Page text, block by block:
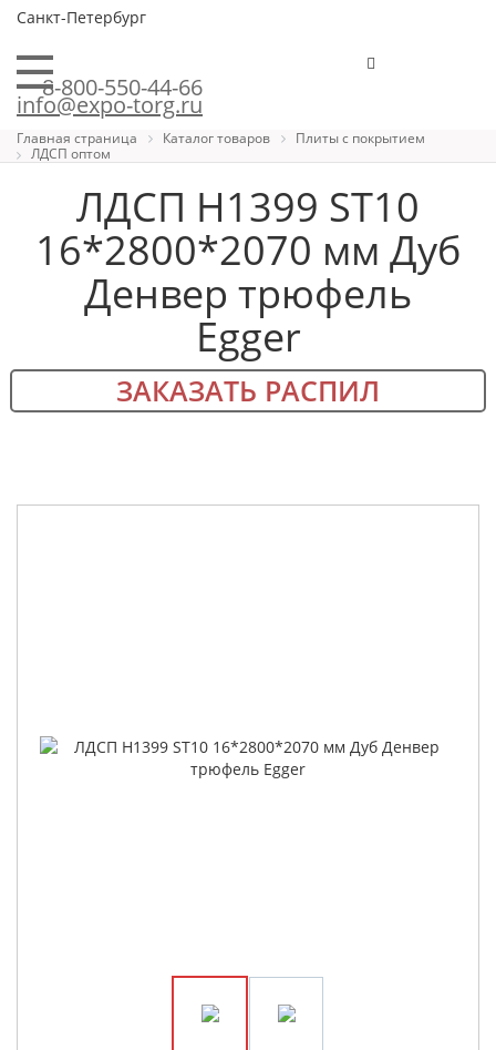
Санкт-Петербург
8-800-550-44-66
info@expo-torg.ru
Главная страница Каталог товаров
Плиты с покрытием
ЛДСП оптом
ЛДСП H1399 ST10
16*2800*2070 мм Дуб
Денвер трюфель
Egger
ЗАКАЗАТЬ РАСПИЛ